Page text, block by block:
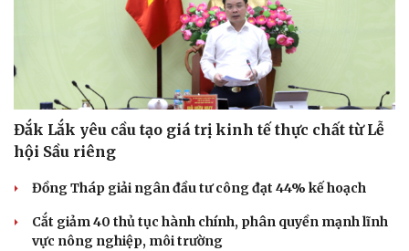
Đắk Lắk yêu cầu tạo giá trị kinh tế thực chất từ Lễ
hội Sầu riêng
Đồng Tháp giải ngân đầu tư công đạt 44% kế hoạch
Cắt giảm 40 thủ tục hành chính, phân quyền mạnh lĩnh
vực nông nghiệp, môi trường